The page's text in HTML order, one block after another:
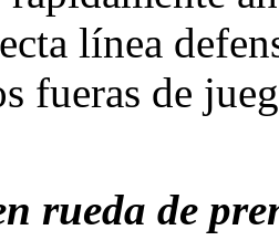
línea
fueras de
rueda de